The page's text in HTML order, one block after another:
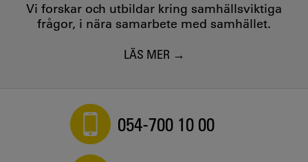
2021
Vi forskar och utbildar kring samhällsviktiga
frågor, i nära samarbete med samhället.
LÄS MER
054-700 10 00